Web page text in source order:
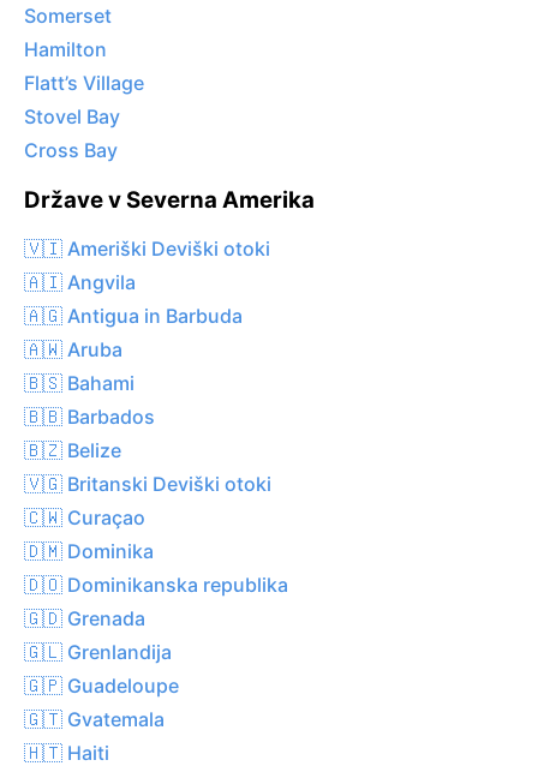
Somerset
Hamilton
Flatt’s Village
Stovel Bay
Cross Bay
Države v Severna Amerika
🇻🇮 Ameriški Deviški otoki
🇦🇮 Angvila
🇦🇬 Antigua in Barbuda
🇦🇼 Aruba
🇧🇸 Bahami
🇧🇧 Barbados
🇧🇿 Belize
🇻🇬 Britanski Deviški otoki
🇨🇼 Curaçao
🇩🇲 Dominika
🇩🇴 Dominikanska republika
🇬🇩 Grenada
🇬🇱 Grenlandija
🇬🇵 Guadeloupe
🇬🇹 Gvatemala
🇭🇹 Haiti